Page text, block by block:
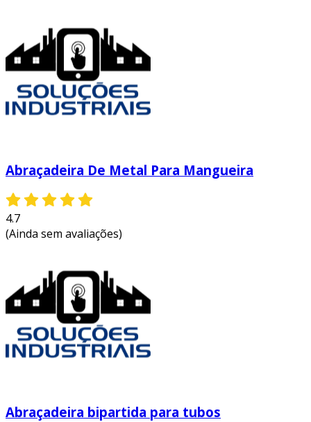
Abraçadeira De Metal Para Mangueira
4.7
(Ainda sem avaliações)
Abraçadeira bipartida para tubos